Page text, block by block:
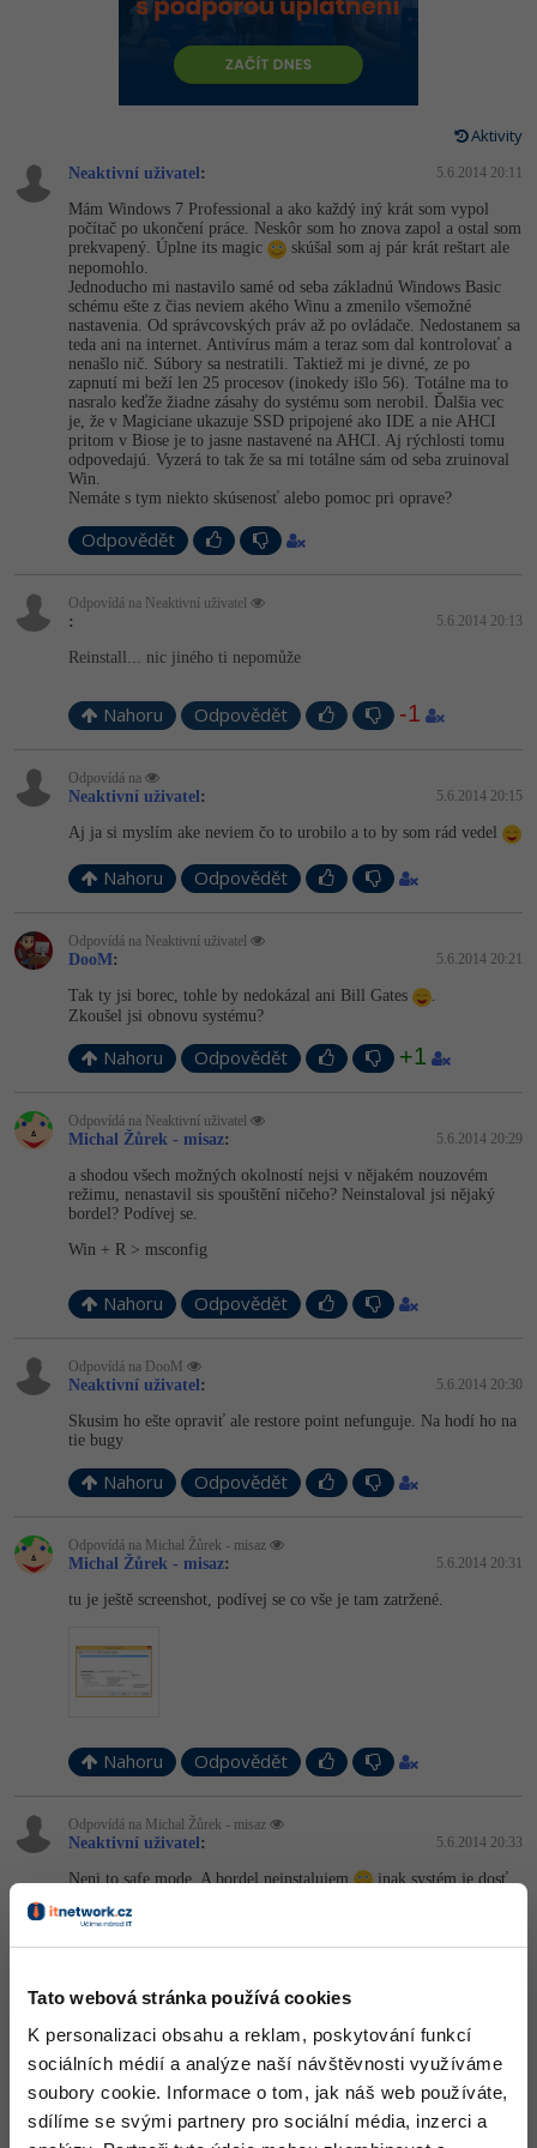
Tato webová stránka používá cookies
K personalizaci obsahu a reklam, poskytování funkcí
sociálních médií a analýze naší návštěvnosti využíváme
soubory cookie. Informace o tom, jak náš web používáte,
sdílíme se svými partnery pro sociální média, inzerci a
HTML5, CSS3, Bootstrap, SEO
SQL a databáze
UML a návrhové vzory
React
Spring
ASP.NET MVC
Django
Best practices
JavaScript
Python
HTML / CSS
UML a návrhové vzory
MySQL/MariaDB
MS-SQL
SQLite
Vývojář mobilních aplikací
Specialista na AI a bigdata
Webdesigner
Tester
Systémový administrátor
Grafik / UX/UI návrhář
3D grafik
Projektový manažer
Databázový analytik
Python -80%
JavaScript -80%
-80%
Swift -80%
Kotlin -80%
C -80%
VB.NET
SQL
Návrh SW
Pro děti
Fórum
Digitální gramotnost
Marketing -30%
-30%
UX
Business
Kryptoměny -25%
Copywriting -30%
MS Office -80%
Google Dokumenty
Windows
Linux
Elektronický podpis
Kurzy designu
HTML/CSS
Adobe Lightroom -30%
-15%
Adobe InDesign -25%
Adobe After Effects
Blender -80%
Inkscape
Fotografování -80%
Video
Ostatní
Příběhy absolventů
Kariéra
Pro firmy
Aktivity
Neaktivní uživatel: 5.6.2014 20:11
Mám Windows 7 Professional a ako každý iný krát som vypol
počítač po ukončení práce. Neskôr som ho znova zapol a ostal som
prekvapený. Úplne its magic
skúšal som aj pár krát reštart ale
nepomohlo.
Jednoducho mi nastavilo samé od seba základnú Windows Basic
schému ešte z čias neviem akého Winu a zmenilo všemožné
nastavenia. Od správcovských práv až po ovládače. Nedostanem sa
teda ani na internet. Antivírus mám a teraz som dal kontrolovať a
nenašlo nič. Súbory sa nestratili. Taktiež mi je divné, ze po
zapnutí mi beží len 25 procesov (inokedy išlo 56). Totálne ma to
nasralo keďže žiadne zásahy do systému som nerobil. Ďalšia vec
je, že v Magiciane ukazuje SSD pripojené ako IDE a nie AHCI
pritom v Biose je to jasne nastavené na AHCI. Aj rýchlosti tomu
odpovedajú. Vyzerá to tak že sa mi totálne sám od seba zruinoval
Win.
Nemáte s tym niekto skúsenosť alebo pomoc pri oprave?
Odpovědět
Odpovídá na Neaktivní uživatel
: 5.6.2014 20:13
Reinstall... nic jiného ti nepomůže
Nahoru Odpovědět -1
Odpovídá na
Neaktivní uživatel : 5.6.2014 20:15
Aj ja si myslím ake neviem čo to urobilo a to by som rád vedel
Nahoru Odpovědět
Odpovídá na Neaktivní uživatel
DooM: 5.6.2014 20:21
Tak ty jsi borec, tohle by nedokázal ani Bill Gates
Zkoušel jsi obnovu systému?
Nahoru Odpovědět +1
Odpovídá na Neaktivní uživatel
Michal Žůrek - misaz: 5.6.2014 20:29
a shodou všech možných okolností nejsi v nějakém nouzovém
režimu, nenastavil sis spouštění ničeho? Neinstaloval jsi nějaký
bordel? Podívej se.
Win + R > msconfig
Nahoru Odpovědět
Odpovídá na DooM
Neaktivní uživatel: 5.6.2014 20:30
Skusim ho ešte opraviť ale restore point nefunguje. Na hodí ho na
tie bugy
Nahoru Odpovědět
Odpovídá na Michal Žůrek - misaz
Michal Žůrek - misaz: 5.6.2014 20:31
tu je ještě screenshot, podívej se co vše je tam zatržené.
Nahoru Odpovědět
Odpovídá na Michal Žůrek - misaz
Neaktivní uživatel: 5.6.2014 20:33
Neni to safe mode. A bordel neinstalujem
inak systém je dosť
Odpovídá na Michal Žůrek - misaz
Neni tam nič zaškrtnute a keď zmenim programy po spusteni tak
po reštarte je to tak ako predtým
Nahoru Odpovědět